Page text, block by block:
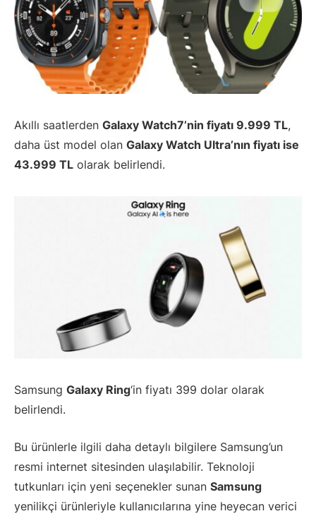
Akıllı saatlerden Galaxy Watch7’nin fiyatı 9.999 TL,
daha üst model olan Galaxy Watch Ultra’nın fiyatı ise
43.999 TL olarak belirlendi.
Samsung Galaxy Ring‘in fiyatı 399 dolar olarak
belirlendi.
Bu ürünlerle ilgili daha detaylı bilgilere Samsung’un
resmi internet sitesinden ulaşılabilir. Teknoloji
tutkunları için yeni seçenekler sunan Samsung
yenilikçi ürünleriyle kullanıcılarına yine heyecan verici